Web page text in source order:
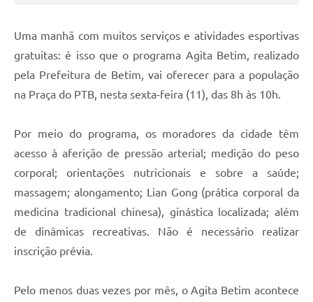
Uma manhã com muitos serviços e atividades esportivas
gratuitas: é isso que o programa Agita Betim, realizado
pela Prefeitura de Betim, vai oferecer para a população
na Praça do PTB, nesta sexta-feira (11), das 8h às 10h.
Por meio do programa, os moradores da cidade têm
acesso à aferição de pressão arterial; medição do peso
corporal; orientações nutricionais e sobre a saúde;
massagem; alongamento; Lian Gong (prática corporal da
medicina tradicional chinesa), ginástica localizada; além
de dinâmicas recreativas. Não é necessário realizar
inscrição prévia.
Pelo menos duas vezes por mês, o Agita Betim acontece